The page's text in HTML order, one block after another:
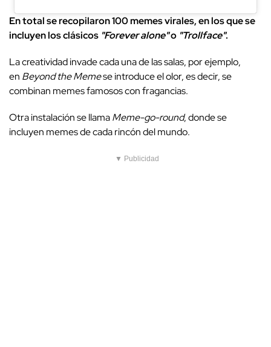
En total se recopilaron 100 memes virales, en los que se
incluyen los clásicos "Forever alone"o "Trollface".
La creatividad invade cada una de las salas, por ejemplo,
en Beyond the Memese introduce el olor, es decir, se
combinan memes famosos con fragancias.
Otra instalación se llamaMeme-go-round, donde se
incluyen memes de cada rincón del mundo.
▼ Publicidad